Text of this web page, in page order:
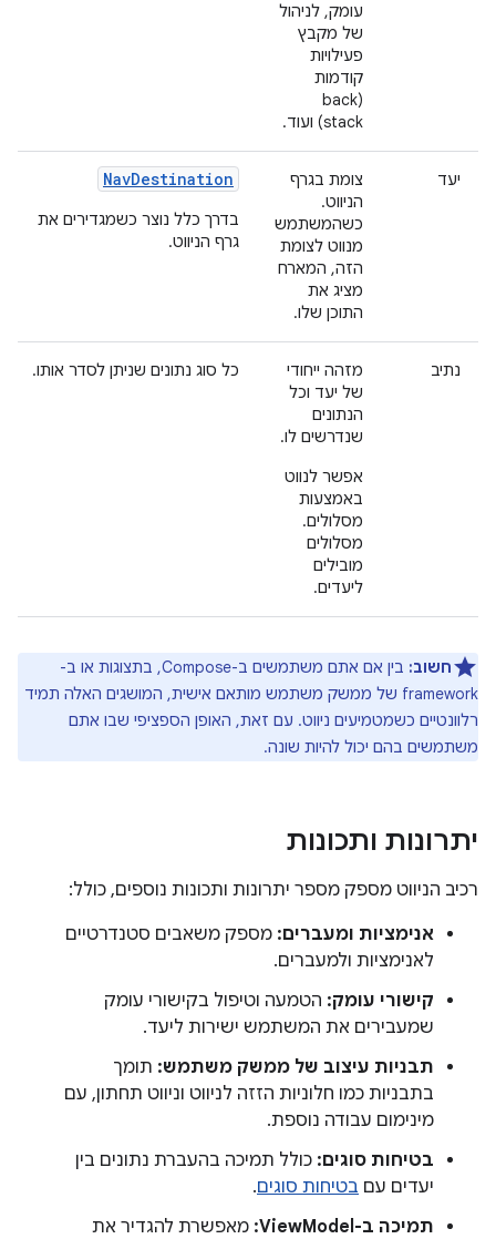
עומק, לניהול
של מקבץ
פעילויות
קודמות
(back
stack) ועוד.
יעד
צומת בגרף
הניווט.
כשהמשתמש
מנווט לצומת
הזה, המארח
מציג את
התוכן שלו.
NavDestination
בדרך כלל נוצר כשמגדירים את
גרף הניווט.
נתיב
מזהה ייחודי
של יעד וכל
הנתונים
שנדרשים לו.
אפשר לנווט
באמצעות
מסלולים.
מסלולים
מובילים
ליעדים.
כל סוג נתונים שניתן לסדר אותו.
חשוב:
בין אם אתם משתמשים ב-Compose, בתצוגות או ב-
framework של ממשק משתמש מותאם אישית, המושגים האלה תמיד
רלוונטיים כשמטמיעים ניווט. עם זאת, האופן הספציפי שבו אתם
משתמשים בהם יכול להיות שונה.
יתרונות ותכונות
רכיב הניווט מספק מספר יתרונות ותכונות נוספים, כולל:
אנימציות ומעברים: מספק משאבים סטנדרטיים
לאנימציות ולמעברים.
קישורי עומק: הטמעה וטיפול בקישורי עומק
שמעבירים את המשתמש ישירות ליעד.
תבניות עיצוב של ממשק משתמש: תומך
בתבניות כמו חלוניות הזזה לניווט וניווט תחתון, עם
מינימום עבודה נוספת.
בטיחות סוגים: כולל תמיכה בהעברת נתונים בין
יעדים עם בטיחות סוגים.
תמיכה ב-ViewModel:
מאפשרת להגדיר את